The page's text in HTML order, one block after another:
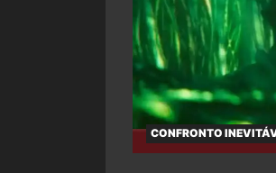
CONFRONTO